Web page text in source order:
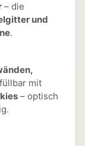
– die
und
.
mit
– optisch